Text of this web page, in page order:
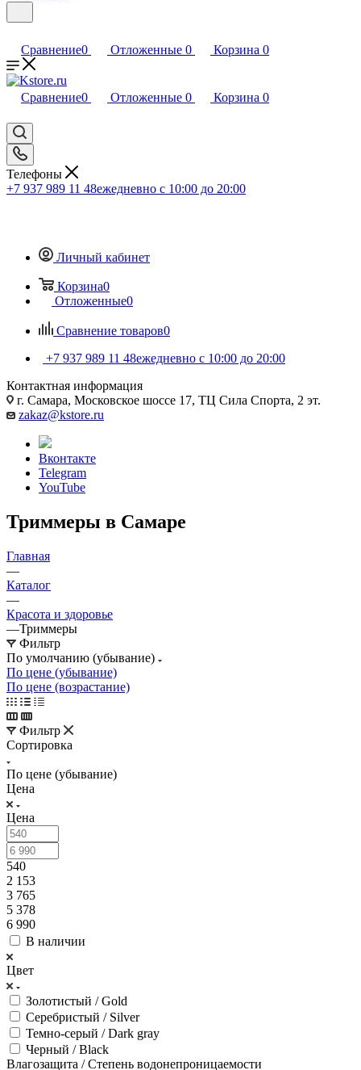
Сравнение0 Отложенные 0 Корзина 0
Сравнение0 Отложенные 0 Корзина 0
Телефоны
+7 937 989 11 48ежедневно с 10:00 до 20:00
Личный кабинет
Корзина0
Отложенные0
Сравнение товаров0
+7 937 989 11 48ежедневно с 10:00 до 20:00
Контактная информация
г. Самара, Московское шоссе 17, ТЦ Сила Спорта, 2 эт.
zakaz@kstore.ru
Вконтакте
Telegram
YouTube
Триммеры в Самаре
Главная
—
Каталог
—
Красота и здоровье
—Триммеры
Фильтр
По умолчанию (убывание)
По цене (убывание)
По цене (возрастание)
Фильтр
Сортировка
По цене (убывание)
Цена
Цена
540
2 153
3 765
5 378
6 990
В наличии
Цвет
Золотистый / Gold
Серебристый / Silver
Темно-серый / Dark gray
Черный / Black
Влагозащита / Степень водонепроницаемости